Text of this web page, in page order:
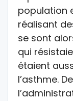
population
réalisant
se sont
qui
étaient
l’asthme.